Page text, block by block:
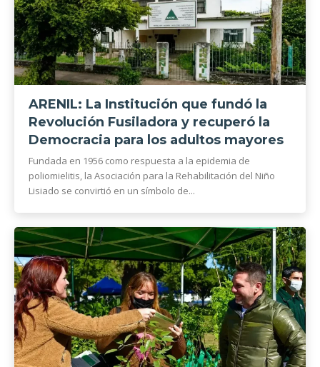
ARENIL: La Institución que fundó la
Revolución Fusiladora y recuperó la
Democracia para los adultos mayores
Fundada en 1956 como respuesta a la epidemia de
poliomielitis, la Asociación para la Rehabilitación del Niño
Lisiado se convirtió en un símbolo de...